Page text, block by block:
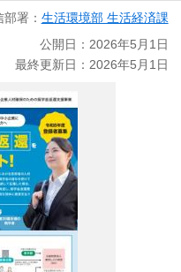
署： 生活環境部 生活経済課
公開日：2026年5月1日
最終更新日：2026年5月1日